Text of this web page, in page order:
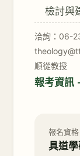
檢討與
洽詢：06-
順從教授
報考資訊
報名資格
具道